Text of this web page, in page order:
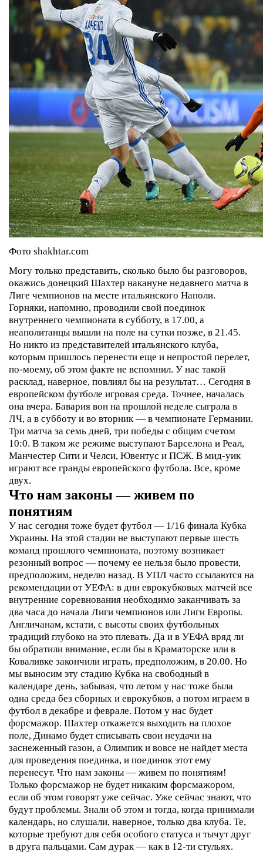
Фото shakhtar.com
Могу только представить, сколько было бы разговоров,
окажись донецкий Шахтер накануне недавнего матча в
Лиге чемпионов на месте итальянского Наполи.
Горняки, напомню, проводили свой поединок
внутреннего чемпионата в субботу, в 17.00, а
неаполитанцы вышли на поле на сутки позже, в 21.45.
Но никто из представителей итальянского клуба,
которым пришлось перенести еще и непростой перелет,
по-моему, об этом факте не вспомнил. У нас такой
расклад, наверное, повлиял бы на результат… Сегодня в
европейском футболе игровая среда. Точнее, началась
она вчера. Бавария вон на прошлой неделе сыграла в
ЛЧ, а в субботу и во вторник — в чемпионате Германии.
Три матча за семь дней, три победы с общим счетом
10:0. В таком же режиме выступают Барселона и Реал,
Манчестер Сити и Челси, Ювентус и ПСЖ. В мид-уик
играют все гранды европейского футбола. Все, кроме
двух.
Что нам законы — живем по
понятиям
У нас сегодня тоже будет футбол — 1/16 финала Кубка
Украины. На этой стадии не выступают первые шесть
команд прошлого чемпионата, поэтому возникает
резонный вопрос — почему ее нельзя было провести,
предположим, неделю назад. В УПЛ часто ссылаются на
рекомендации от УЕФА: в дни еврокубковых матчей все
внутренние соревнования необходимо заканчивать за
два часа до начала Лиги чемпионов или Лиги Европы.
Англичанам, кстати, с высоты своих футбольных
традиций глубоко на это плевать. Да и в УЕФА вряд ли
бы обратили внимание, если бы в Краматорске или в
Коваливке закончили играть, предположим, в 20.00. Но
мы выносим эту стадию Кубка на свободный в
календаре день, забывая, что летом у нас тоже была
одна среда без сборных и еврокубков, а потом играем в
футбол в декабре и феврале. Потом у нас будет
форсмажор. Шахтер откажется выходить на плохое
поле, Динамо будет списывать свои неудачи на
заснеженный газон, а Олимпик и вовсе не найдет места
для проведения поединка, и поединок этот ему
перенесут. Что нам законы — живем по понятиям!
Только форсмажор не будет никаким форсмажором,
если об этом говорят уже сейчас. Уже сейчас знают, что
будут проблемы. Знали об этом и тогда, когда принимали
календарь, но слушали, наверное, только два клуба. Те,
которые требуют для себя особого статуса и тычут друг
в друга пальцами. Сам дурак — как в 12-ти стульях.